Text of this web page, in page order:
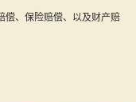
偿、保险赔偿、以及财产赔